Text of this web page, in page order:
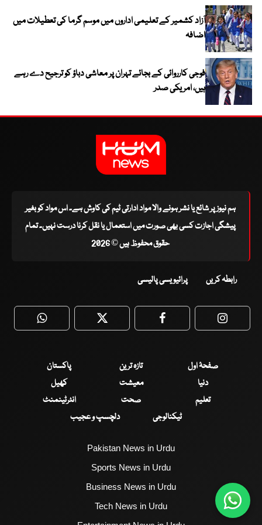
آزاد کشمیر کے تعلیمی اداروں میں موسم گرما کی تعطیلات میں
اضافہ
فوجی کارروائی کے بجائے تہران پر معاشی دباؤ کو ترجیح دے رہے
ہیں، امریکی صدر
ہم نیوز پر شائع یا نشر ہونے والا مواد ادارتی ٹیم کی کاوش ہے۔ اس مواد کو بغیر
پیشگی اجازت کسی بھی صورت میں استعمال یا نقل کرنا درست نہیں۔ تمام
حقوق محفوظ ہیں © 2026
رابطہ کریں پرائیویسی پالیسی
WhatsApp Twitter Facebook
صفحۂ اول تازہ ترین
پاکستان
دنیا
معیشت
کھیل
تعلیم
صحت
انٹرٹینمنٹ
ٹیکنالوجی
دلچسپ و عجیب
Pakistan News in Urdu
Sports News in Urdu
Business News in Urdu
Tech News in Urdu